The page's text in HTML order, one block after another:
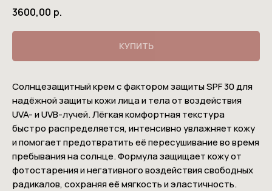
3600,00 р.
КУПИТЬ
Солнцезащитный крем с фактором защиты SPF 30 для
надёжной защиты кожи лица и тела от воздействия
UVA- и UVB-лучей. Лёгкая комфортная текстура
быстро распределяется, интенсивно увлажняет кожу
и помогает предотвратить её пересушивание во время
пребывания на солнце. Формула защищает кожу от
фотостарения и негативного воздействия свободных
радикалов, сохраняя её мягкость и эластичность.